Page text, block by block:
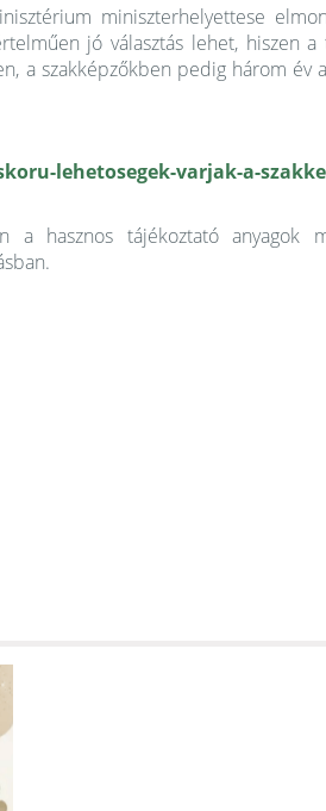
miniszterhelyettese
jó választás lehet, hiszen
a szakképzőkben pedig három év
lehetosegek-varjak-a-
a hasznos tájékoztató anyagok